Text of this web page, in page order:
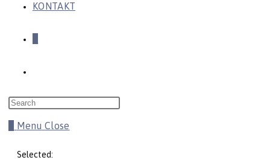
KONTAKT
website
Menu Close
Selected: